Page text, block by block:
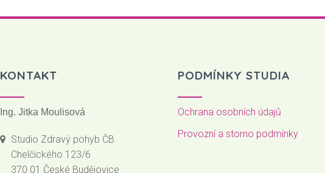
KONTAKT
Ing. Jitka Moulisová
Studio Zdravý pohyb ČB
Chelčického 123/6
370 01 České Budějovice
PODMÍNKY STUDIA
Ochrana osobních údajů
Provozní a storno podmínky